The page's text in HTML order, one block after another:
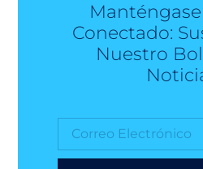
Conectado:
Nuestro